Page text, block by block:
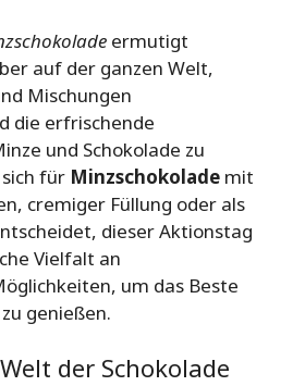
ermutigt
auf der ganzen Welt,
Mischungen
die erfrischende
und Schokolade zu
für Minzschokolade mit
cremiger Füllung oder als
dieser Aktionstag
Vielfalt an
um das Beste
genießen.
der Schokolade